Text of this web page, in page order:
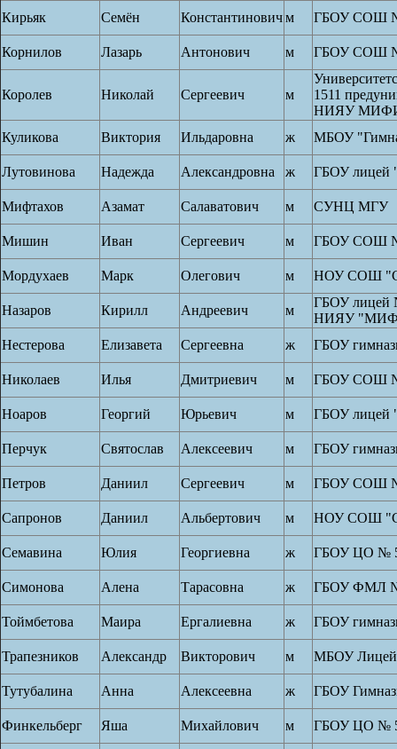
Кирьяк
Семён Константиновичм ГБОУ СОШ
Корнилов Лазарь Антонович м ГБОУ СОШ
Королев Николай Сергеевич м
1511
НИЯУ
Куликова
Виктория Ильдаровна ж МБОУ
Лутовинова Надежда Александровна ж ГБОУ лицей
Мифтахов Азамат Салаватович м СУНЦ МГУ
Мишин Иван Сергеевич м ГБОУ СОШ
Мордухаев Марк Олегович м НОУ СОШ
Назаров Кирилл Андреевич м
ГБОУ лицей
НИЯУ
Нестерова
Елизавета Сергеевна ж ГБОУ
Николаев Илья Дмитриевич м ГБОУ СОШ
Ноаров Георгий Юрьевич м ГБОУ лицей
Перчук Святослав Алексеевич м ГБОУ
Петров Даниил Сергеевич м ГБОУ СОШ
Сапронов Даниил Альбертович м НОУ СОШ
Семавина Юлия Георгиевна ж ГБОУ ЦО №
Симонова Алена Тарасовна ж ГБОУ ФМЛ
Тоймбетова Маира Ергалиевна ж ГБОУ
Трапезников Александр Викторович м МБОУ Лицей
Тутубалина Анна Алексеевна ж ГБОУ
Финкельберг Яша Михайлович м ГБОУ ЦО №